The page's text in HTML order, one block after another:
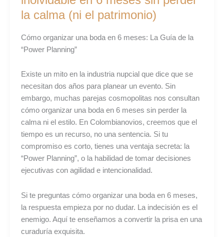
la calma (ni el patrimonio)
Cómo organizar una boda en 6 meses: La Guía de la
“Power Planning”
Existe un mito en la industria nupcial que dice que se
necesitan dos años para planear un evento. Sin
embargo, muchas parejas cosmopolitas nos consultan
cómo organizar una boda en 6 meses sin perder la
calma ni el estilo. En Colombianovios, creemos que el
tiempo es un recurso, no una sentencia. Si tu
compromiso es corto, tienes una ventaja secreta: la
“Power Planning”, o la habilidad de tomar decisiones
ejecutivas con agilidad e intencionalidad.
Si te preguntas cómo organizar una boda en 6 meses,
la respuesta empieza por no dudar. La indecisión es el
enemigo. Aquí te enseñamos a convertir la prisa en una
curaduría exquisita.
la
(ni
el